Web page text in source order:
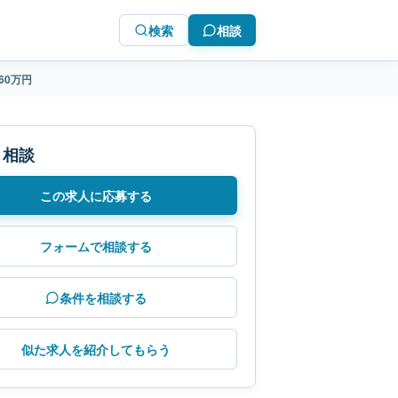
検索 相談
万円
談
この求人に応募する
フォームで相談する
条件を相談する
似た求人を紹介してもらう